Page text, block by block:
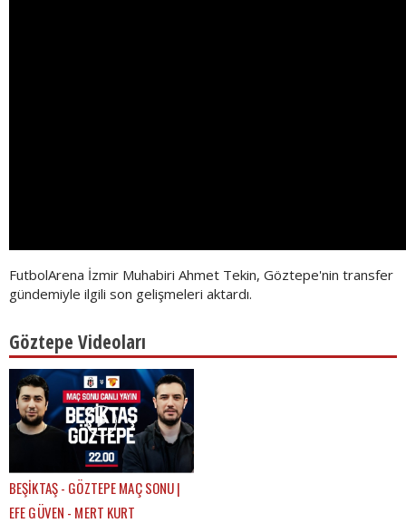
FutbolArena İzmir Muhabiri Ahmet Tekin, Göztepe'nin transfer
gündemiyle ilgili son gelişmeleri aktardı.
Göztepe Videoları
BEŞİKTAŞ - GÖZTEPE MAÇ SONU |
EFE GÜVEN - MERT KURT